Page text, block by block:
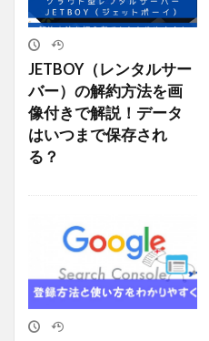
JETBOY（レンタルサー
バー）の解約方法を画
像付きで解説！データ
はいつまで保存され
る？